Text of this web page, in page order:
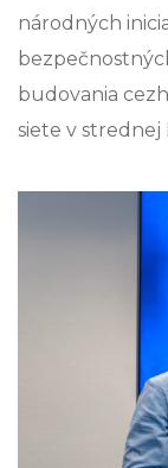
národných
budovania
siete v strednej